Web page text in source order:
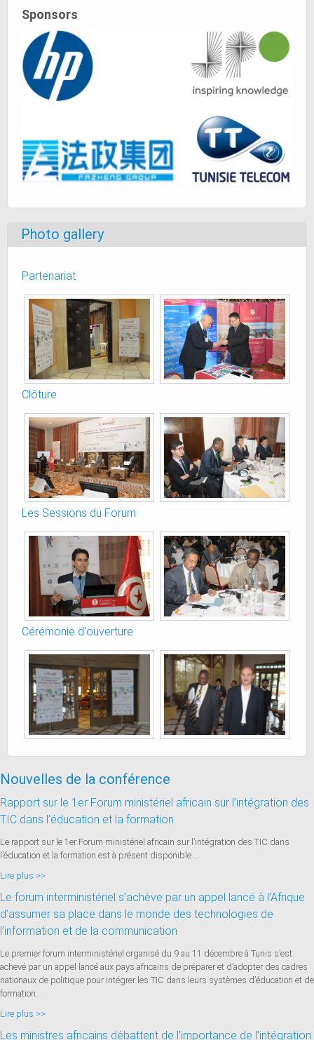
Sponsors
Photo gallery
Partenariat
Clôture
Les Sessions du Forum
Cérémonie d'ouverture
Nouvelles de la conférence
Rapport sur le 1er Forum ministériel africain sur l’intégration des
TIC dans l’éducation et la formation
Le rapport sur le 1er Forum ministériel africain sur l’intégration des TIC dans
l’éducation et la formation est à présent disponible...
Lire plus >>
Le forum interministériel s’achève par un appel lancé à l’Afrique
d’assumer sa place dans le monde des technologies de
l’information et de la communication
Le premier forum interministériel organisé du 9 au 11 décembre à Tunis s’est
achevé par un appel lancé aux pays africains de préparer et d’adopter des cadres
nationaux de politique pour intégrer les TIC dans leurs systèmes d’éducation et de
formation...
Lire plus >>
Les ministres africains débattent de l’importance de l’intégration